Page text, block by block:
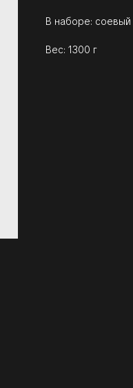
В наборе:
Вес: 1300 г